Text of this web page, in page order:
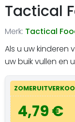
Tactical
Merk: Tactical
Als u uw
uw buik vullen en
4,79 €